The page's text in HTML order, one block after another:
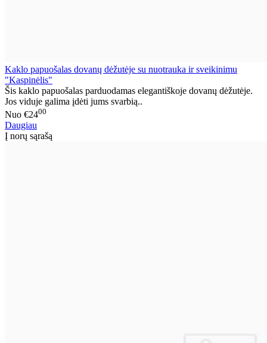
Kaklo papuošalas dovanų dėžutėje su nuotrauka ir sveikinimu
"Kaspinėlis"
Šis kaklo papuošalas parduodamas elegantiškoje dovanų dėžutėje.
Jos viduje galima įdėti jums svarbią..
Nuo €2400
Daugiau
Į norų sąrašą